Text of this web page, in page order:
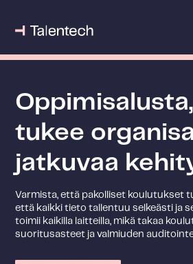
tukee
jatkuvaa
Varmista, että pakolliset koulutukset
että kaikki tieto tallentuu selkeästi ja
toimii kaikilla laitteilla, mikä takaa
suoritusasteet ja valmiuden